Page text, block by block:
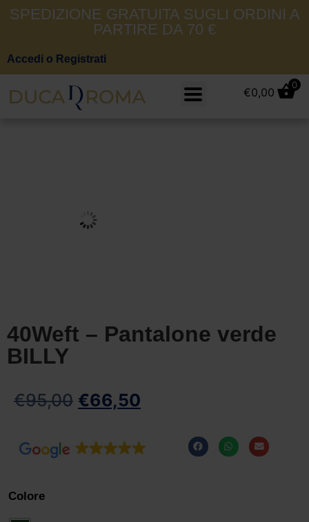
SPEDIZIONE GRATUITA SUGLI ORDINI A
PARTIRE DA 70 €
Accedi o Registrati
€0,00
0
40Weft – Pantalone verde
BILLY
€95,00 €66,50
Colore